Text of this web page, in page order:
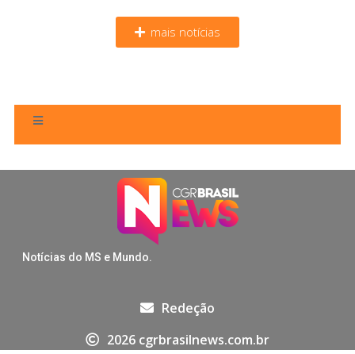
mais notícias
Notícias do MS e Mundo.
Redeção
2026 cgrbrasilnews.com.br